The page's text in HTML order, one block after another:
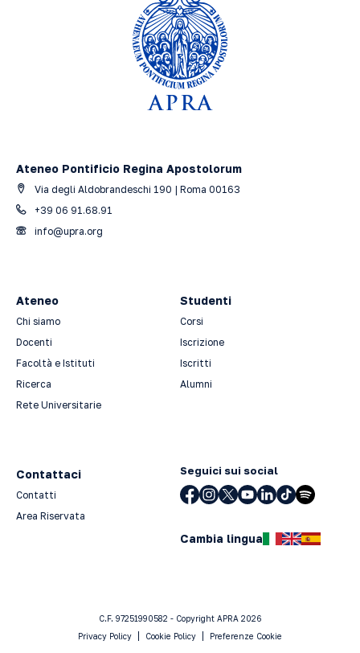
Ateneo Pontificio Regina Apostolorum
Via degli Aldobrandeschi 190 | Roma 00163
+39 06 91.68.91
info@upra.org
Ateneo
Chi siamo
Docenti
Facoltà e Istituti
Ricerca
Rete Universitarie
Studenti
Corsi
Iscrizione
Iscritti
Alumni
Contattaci
Contatti
Area Riservata
Seguici sui social
Cambia lingua
C.F. 97251990582 - Copyright APRA 2026
Privacy Policy
Cookie Policy Preferenze Cookie